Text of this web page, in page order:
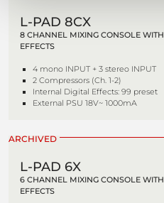
L-PAD 8CX
8 CHANNEL MIXING CONSOLE WITH
EFFECTS
4 mono INPUT + 3 stereo INPUT
2 Compressors (Ch. 1-2)
Internal Digital Effects: 99 preset
External PSU 18V~ 1000mA
ARCHIVED
L-PAD 6X
6 CHANNEL MIXING CONSOLE WITH
EFFECTS